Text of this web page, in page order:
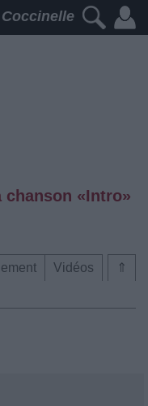
«Intro»
⇑
Vidéos